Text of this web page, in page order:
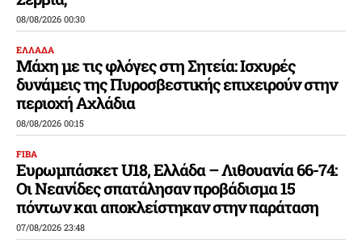
08/08/2026 00:30
ΕΛΛΑΔΑ
Μάχη με τις φλόγες στη Σητεία: Ισχυρές
δυνάμεις της Πυροσβεστικής επιχειρούν στην
περιοχή Αχλάδια
08/08/2026 00:15
FIBA
Ευρωμπάσκετ U18, Ελλάδα – Λιθουανία 66-74:
Οι Νεανίδες σπατάλησαν προβάδισμα 15
πόντων και αποκλείστηκαν στην παράταση
07/08/2026 23:48